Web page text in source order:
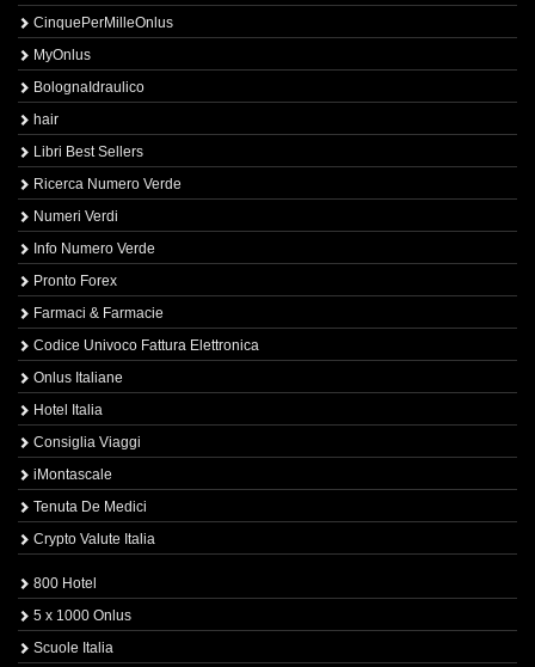
CinquePerMilleOnlus
MyOnlus
BolognaIdraulico
hair
Libri Best Sellers
Ricerca Numero Verde
Numeri Verdi
Info Numero Verde
Pronto Forex
Farmaci & Farmacie
Codice Univoco Fattura Elettronica
Onlus Italiane
Hotel Italia
Consiglia Viaggi
iMontascale
Tenuta De Medici
Crypto Valute Italia
800 Hotel
5 x 1000 Onlus
Scuole Italia